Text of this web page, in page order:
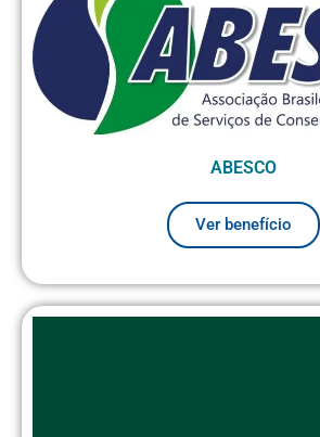
ABESCO
Ver benefício